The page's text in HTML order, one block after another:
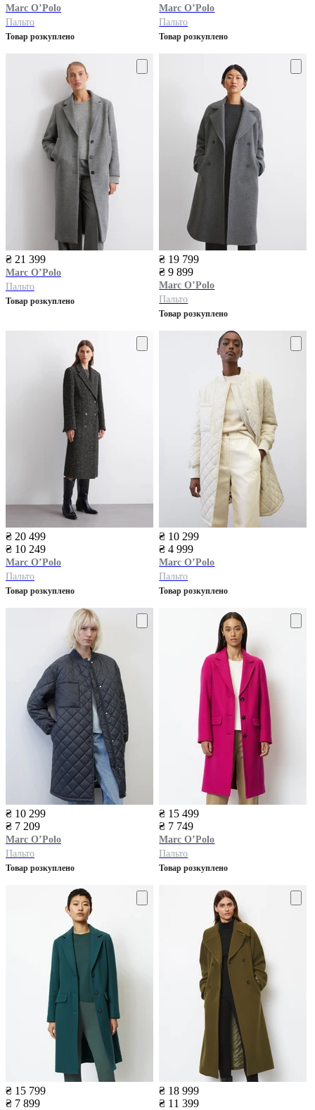
Marc O’Polo
Пальто
Товар розкуплено
Marc O’Polo
Пальто
Товар розкуплено
₴ 21 399
Marc O’Polo
Пальто
Товар розкуплено
₴ 19 799
₴ 9 899
Marc O’Polo
Пальто
Товар розкуплено
₴ 20 499
₴ 10 249
Marc O’Polo
Пальто
Товар розкуплено
₴ 10 299
₴ 4 999
Marc O’Polo
Пальто
Товар розкуплено
₴ 10 299
₴ 7 209
Marc O’Polo
Пальто
Товар розкуплено
₴ 15 499
₴ 7 749
Marc O’Polo
Пальто
Товар розкуплено
₴ 15 799
₴ 7 899
₴ 18 999
₴ 11 399